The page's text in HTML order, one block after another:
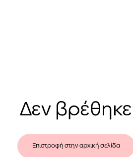
Δεν βρέθηκε
Επιστροφή στην αρχική σελίδα